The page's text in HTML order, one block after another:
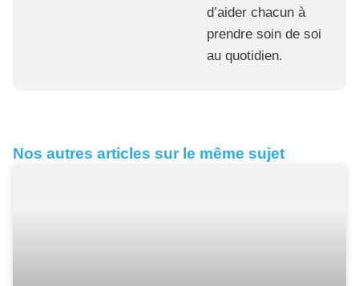
d’aider chacun à
prendre soin de soi
au quotidien.
Nos autres articles sur le même sujet